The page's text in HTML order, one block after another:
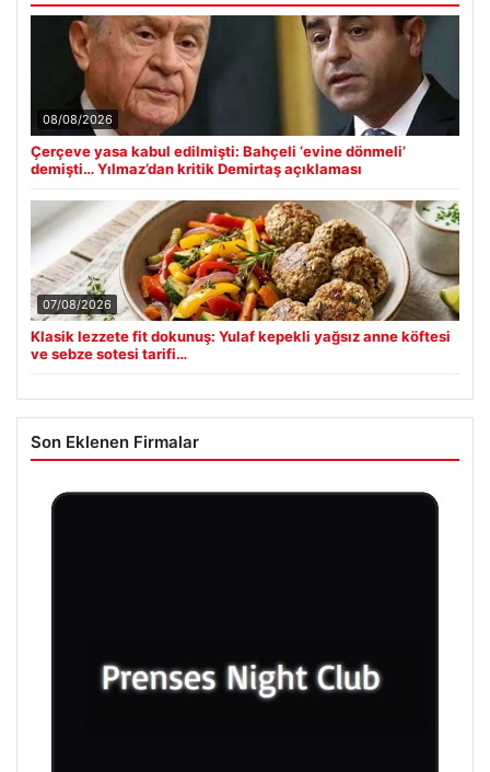
08/08/2026
Çerçeve yasa kabul edilmişti: Bahçeli ‘evine dönmeli’
demişti… Yılmaz’dan kritik Demirtaş açıklaması
07/08/2026
Klasik lezzete fit dokunuş: Yulaf kepekli yağsız anne köftesi
ve sebze sotesi tarifi…
Son Eklenen Firmalar